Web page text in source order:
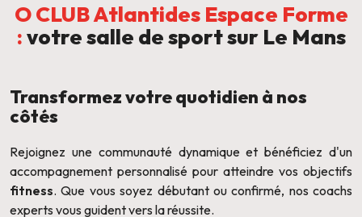
O CLUB Atlantides Espace Forme
:votre salle de sport sur Le Mans
Transformez votre quotidien à nos
côtés
Rejoignez une communauté dynamique et bénéficiez d'un
accompagnement personnalisé pour atteindre vos objectifs
fitness. Que vous soyez débutant ou confirmé, nos coachs
experts vous guident vers la réussite.